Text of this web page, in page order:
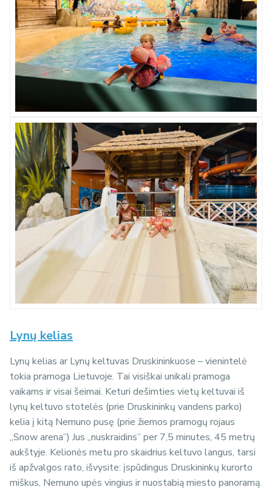
Lynų kelias
Lynų kelias ar Lynų keltuvas Druskininkuose – vienintelė
tokia pramoga Lietuvoje. Tai visiškai unikali pramoga
vaikams ir visai šeimai. Keturi dešimties vietų keltuvai iš
lynų keltuvo stotelės (prie Druskininkų vandens parko)
kelia į kitą Nemuno pusę (prie žiemos pramogų rojaus
„Snow arena”) Jus „nuskraidins” per 7,5 minutes, 45 metrų
aukštyje. Kelionės metu pro skaidrius keltuvo langus, tarsi
iš apžvalgos rato, išvysite: įspūdingus Druskininkų kurorto
miškus, Nemuno upės vingius ir nuostabią miesto panoramą.